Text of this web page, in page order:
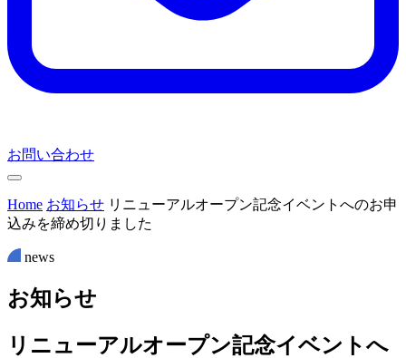
お問い合わせ
Home お知らせ リニューアルオープン記念イベントへのお申
込みを締め切りました
news
お知らせ
リニューアルオープン記念イベントへ